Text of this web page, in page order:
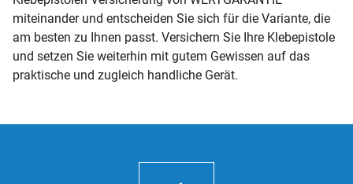
miteinander und entscheiden Sie sich für die Variante, die
am besten zu Ihnen passt. Versichern Sie Ihre Klebepistole
und setzen Sie weiterhin mit gutem Gewissen auf das
praktische und zugleich handliche Gerät.